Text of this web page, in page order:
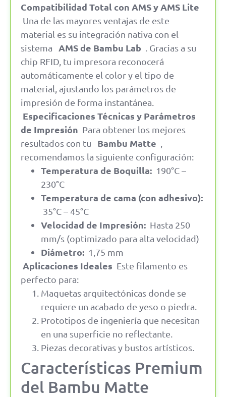
Compatibilidad Total con AMS y AMS Lite
Una de las mayores ventajas de este
material es su integración nativa con el
sistema AMS de Bambu Lab
. Gracias a su
chip RFID, tu impresora reconocerá
automáticamente el color y el tipo de
material, ajustando los parámetros de
impresión de forma instantánea.
Especificaciones Técnicas y Parámetros
de Impresión Para obtener los mejores
resultados con tu Bambu Matte
recomendamos la siguiente configuración:
Temperatura de Boquilla: 190°C –
230°C
Temperatura de cama (con adhesivo):
35°C – 45°C
Velocidad de Impresión: Hasta 250
mm/s (optimizado para alta velocidad)
Diámetro: 1,75 mm
Aplicaciones Ideales Este filamento es
perfecto para:
Maquetas arquitectónicas donde se
requiere un acabado de yeso o piedra.
Prototipos de ingeniería que necesitan
en una superficie no reflectante.
Piezas decorativas y bustos artísticos.
Características Premium
del Bambu Matte